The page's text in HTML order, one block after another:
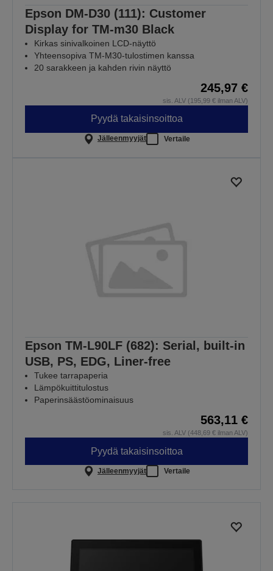
Epson DM-D30 (111): Customer
Display for TM-m30 Black
Kirkas sinivalkoinen LCD-näyttö
Yhteensopiva TM-M30-tulostimen kanssa
20 sarakkeen ja kahden rivin näyttö
245,97 €
sis. ALV (195,99 € ilman ALV)
Pyydä takaisinsoittoa
Jälleenmyyjät Vertaile
Epson TM-L90LF (682): Serial, built-in
USB, PS, EDG, Liner-free
Tukee tarrapaperia
Lämpökuittitulostus
Paperinsäästöominaisuus
563,11 €
sis. ALV (448,69 € ilman ALV)
Pyydä takaisinsoittoa
Jälleenmyyjät Vertaile